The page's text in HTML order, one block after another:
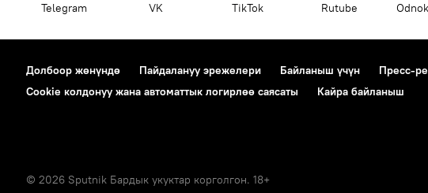
Telegram VK ТikТоk Rutube
Долбоор жөнүндө Пайдалануу эрежелери Байланыш үчүн Пресс-
Cookie колдонуу жана автоматтык логирлөө саясаты
Кайра байланыш
© 2026 Sputnik Бардык укуктар корголгон. 18+